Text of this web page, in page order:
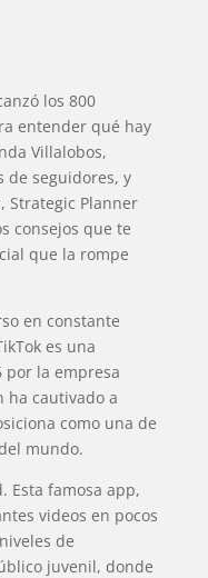
los 800
entender qué hay
Villalobos,
de seguidores, y
Strategic Planner
consejos que te
que la rompe
en constante
es una
por la empresa
ha cautivado a
como una de
mundo.
Esta famosa app,
videos en pocos
de
juvenil, donde